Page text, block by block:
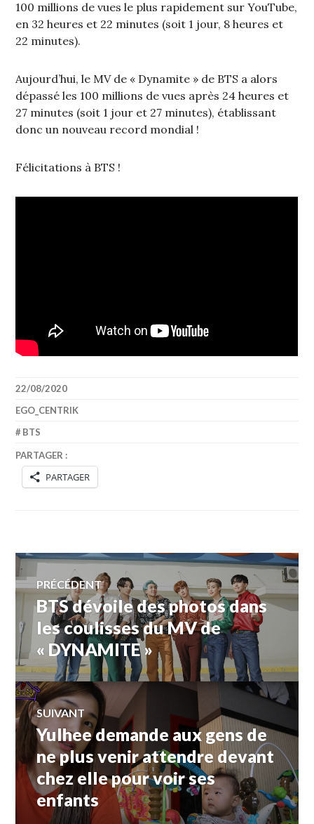
100 millions de vues le plus rapidement sur YouTube,
en 32 heures et 22 minutes (soit 1 jour, 8 heures et
22 minutes).
Aujourd’hui, le MV de « Dynamite » de BTS a alors
dépassé les 100 millions de vues après 24 heures et
27 minutes (soit 1 jour et 27 minutes), établissant
donc un nouveau record mondial !
Félicitations à BTS !
22/08/2020
EGO_CENTRIK
BTS
PARTAGER :
PARTAGER
Navigation
de
l’article
PRÉCÉDENT
Article
précédent :
BTS dévoile des photos dans
les coulisses du MV de
« DYNAMITE »
SUIVANT
Article
Suivant:
Yulhee demande aux gens de
ne plus venir attendre devant
chez elle pour voir ses
enfants